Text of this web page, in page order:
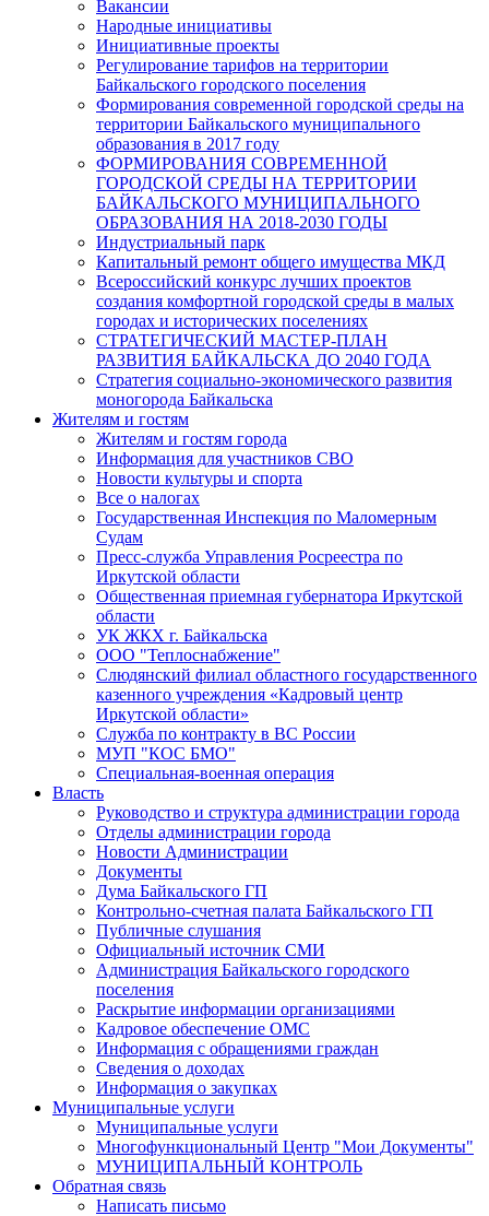
Вакансии
Народные инициативы
Инициативные проекты
Регулирование тарифов на территории
Байкальского городского поселения
Формирования современной городской среды на
территории Байкальского муниципального
образования в 2017 году
ФОРМИРОВАНИЯ СОВРЕМЕННОЙ
ГОРОДСКОЙ СРЕДЫ НА ТЕРРИТОРИИ
БАЙКАЛЬСКОГО МУНИЦИПАЛЬНОГО
ОБРАЗОВАНИЯ НА 2018-2030 ГОДЫ
Индустриальный парк
Капитальный ремонт общего имущества МКД
Всероссийский конкурс лучших проектов
создания комфортной городской среды в малых
городах и исторических поселениях
СТРАТЕГИЧЕСКИЙ МАСТЕР-ПЛАН
РАЗВИТИЯ БАЙКАЛЬСКА ДО 2040 ГОДА
Стратегия социально-экономического развития
моногорода Байкальска
Жителям и гостям
Жителям и гостям города
Информация для участников СВО
Новости культуры и спорта
Все о налогах
Государственная Инспекция по Маломерным
Судам
Пресс-служба Управления Росреестра по
Иркутской области
Общественная приемная губернатора Иркутской
области
УК ЖКХ г. Байкальска
ООО "Теплоснабжение"
Слюдянский филиал областного государственного
казенного учреждения «Кадровый центр
Иркутской области»
Служба по контракту в ВС России
МУП "КОС БМО"
Специальная-военная операция
Власть
Руководство и структура администрации города
Отделы администрации города
Новости Администрации
Документы
Дума Байкальского ГП
Контрольно-счетная палата Байкальского ГП
Публичные слушания
Официальный источник СМИ
Администрация Байкальского городского
поселения
Раскрытие информации организациями
Кадровое обеспечение ОМС
Информация с обращениями граждан
Сведения о доходах
Информация о закупках
Муниципальные услуги
Муниципальные услуги
Многофункциональный Центр "Мои Документы"
МУНИЦИПАЛЬНЫЙ КОНТРОЛЬ
Обратная связь
Написать письмо